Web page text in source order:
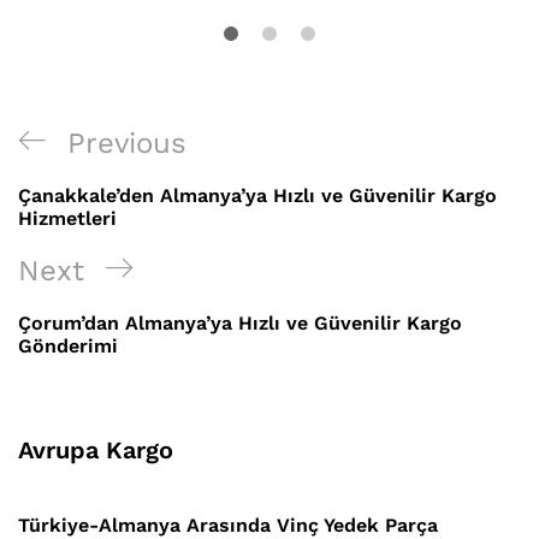
Yazı
gezinmesi
Previous
Post
Previous
Çanakkale’den Almanya’ya Hızlı ve Güvenilir Kargo
Hizmetleri
Next
Post
Next
Çorum’dan Almanya’ya Hızlı ve Güvenilir Kargo
Gönderimi
Avrupa Kargo
Türkiye-Almanya Arasında Vinç Yedek Parça